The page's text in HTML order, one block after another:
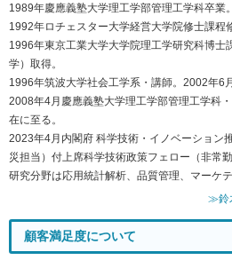
1989年慶應義塾大学理工学部管理工学科卒業。
1992年ロチェスター大学経営大学院修士課程
1996年東京工業大学大学院理工学研究科博士
学）取得。
1996年筑波大学社会工学系・講師。2002年6
2008年4月慶應義塾大学理工学部管理工学科
在に至る。
2023年4月内閣府 科学技術・イノベーション
災担当）付上席科学技術政策フェロー（非常勤
研究分野は応用統計解析、品質管理、マーケテ
≫鈴
顧客満足度について